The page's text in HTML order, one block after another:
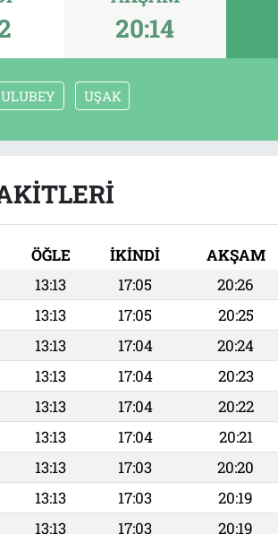
20:14
ULUBEY UŞAK
ÖĞLE İKINDI AKŞAM
13:13 17:05 20:26
13:13 17:05 20:25
13:13 17:04 20:24
13:13 17:04 20:23
13:13 17:04 20:22
13:13 17:04 20:21
13:13 17:03 20:20
13:13 17:03 20:19
13:13 17:03 20:19